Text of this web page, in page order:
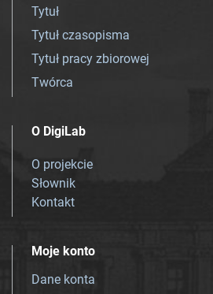
Tytuł
Tytuł czasopisma
Tytuł pracy zbiorowej
Twórca
O DigiLab
O projekcie
Słownik
Kontakt
Moje konto
Dane konta